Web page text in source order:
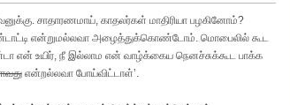
சாதாரணமாய், காதலர்கள் மாதிரியா பழகினோம்?
என்றுமல்லவா அழைத்துக்கொண்டோம். மொபைலில் கூட
என் உயிர், நீ இல்லாம என் வாழ்க்கைய நெனச்சுக்கூட பாக்க
என்றல்லவா போய்விட்டாள்’.